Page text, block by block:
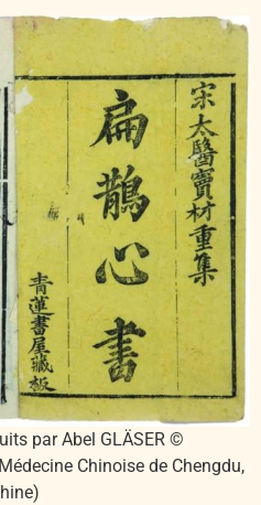
par Abel GLÄSER ©
Chinoise de Chengdu,